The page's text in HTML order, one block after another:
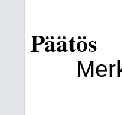
Päätös